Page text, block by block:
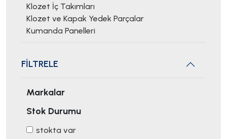
Klozet İç Takımları
Klozet ve Kapak Yedek Parçalar
Kumanda Panelleri
FİLTRELE
Markalar
Stok Durumu
stokta var